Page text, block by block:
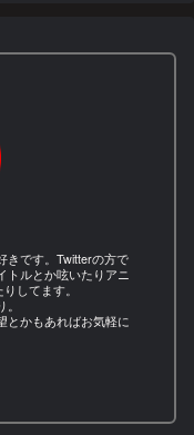
きです。Twitterの方で
トルとか呟いたりアニ
してます。
とかもあればお気軽に